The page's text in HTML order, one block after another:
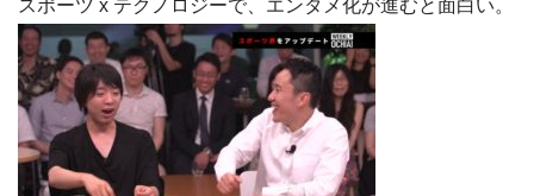
スポーツ x テクノロジーで、エンタメ化が進むと面白い。